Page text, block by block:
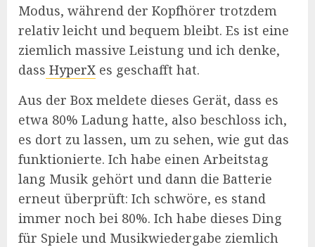
Modus, während der Kopfhörer trotzdem
relativ leicht und bequem bleibt. Es ist eine
ziemlich massive Leistung und ich denke,
dass HyperX es geschafft hat.
Aus der Box meldete dieses Gerät, dass es
etwa 80% Ladung hatte, also beschloss ich,
es dort zu lassen, um zu sehen, wie gut das
funktionierte. Ich habe einen Arbeitstag
lang Musik gehört und dann die Batterie
erneut überprüft: Ich schwöre, es stand
immer noch bei 80%. Ich habe dieses Ding
für Spiele und Musikwiedergabe ziemlich